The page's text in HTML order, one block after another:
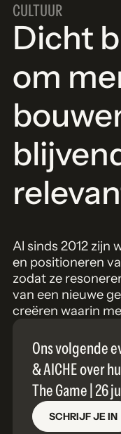
CULTUUR
Dicht
om
Al sinds 2012 zijn
en positioneren
zodat ze
van een nieuwe
creëren waarin
Ons volgende
& AICHE over
The Game | 26
SCHRIJF JE IN